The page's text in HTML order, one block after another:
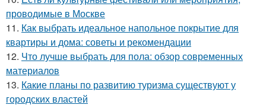
проводимые в Москве
11. Как выбрать идеальное напольное покрытие для
квартиры и дома: советы и рекомендации
12. Что лучше выбрать для пола: обзор современных
материалов
13. Какие планы по развитию туризма существуют у
городских властей